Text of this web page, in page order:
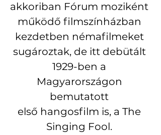
akkoriban Fórum moziként
működő filmszínházban
kezdetben némafilmeket
sugároztak, de itt debütált
1929-ben a
Magyarországon
bemutatott
első hangosfilm is, a The
Singing Fool.